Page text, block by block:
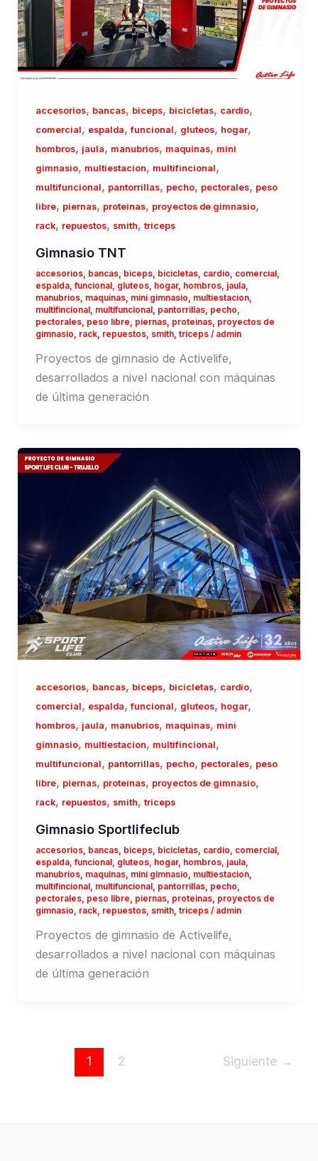
accesorios, bancas, biceps, bicicletas, cardio,
comercial, espalda,funcional, gluteos, hogar,
hombros, jaula, manubrios, maquinas, mini
gimnasio, multiestacion, multifincional,
multifuncional, pantorrillas, pecho, pectorales, peso
libre, piernas, proteinas, proyectos de gimnasio,
rack, repuestos, smith, triceps
Gimnasio TNT
accesorios, bancas, biceps, bicicletas, cardio, comercial ,
espalda,funcional , gluteos, hogar, hombros, jaula,
manubrios, maquinas, mini gimnasio, multiestacion,
multifincional , multifuncional , pantorrillas, pecho,
pectorales, peso libre, piernas, proteinas, proyectos de
gimnasio, rack, repuestos, smith, triceps/ admin
Proyectos de gimnasio de Activelife,
desarrollados a nivel nacional con máquinas
de última generación
accesorios, bancas, biceps, bicicletas, cardio,
comercial, espalda,funcional, gluteos, hogar,
hombros, jaula, manubrios, maquinas, mini
gimnasio, multiestacion, multifincional,
multifuncional, pantorrillas, pecho, pectorales, peso
libre, piernas, proteinas, proyectos de gimnasio,
rack, repuestos, smith, triceps
Gimnasio Sportlifeclub
accesorios, bancas, biceps, bicicletas, cardio, comercial ,
espalda,funcional , gluteos, hogar, hombros, jaula,
manubrios, maquinas, mini gimnasio, multiestacion,
multifincional , multifuncional , pantorrillas, pecho,
pectorales, peso libre, piernas, proteinas, proyectos de
gimnasio, rack, repuestos, smith, triceps/ admin
Proyectos de gimnasio de Activelife,
desarrollados a nivel nacional con máquinas
de última generación
1 2 Siguiente →